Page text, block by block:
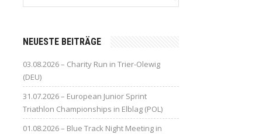
NEUESTE BEITRÄGE
03.08.2026 – Charity Run in Trier-Olewig
(DEU)
31.07.2026 – European Junior Sprint
Triathlon Championships in Elblag (POL)
01.08.2026 – Blue Track Night Meeting in